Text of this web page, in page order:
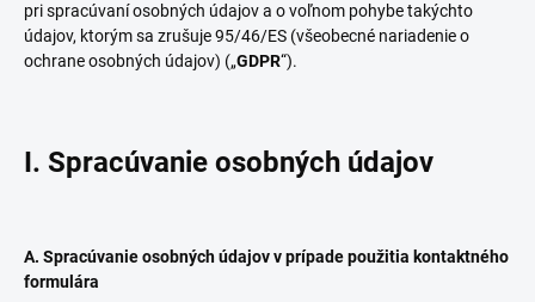
pri spracúvaní osobných údajov a o voľnom pohybe takýchto
údajov, ktorým sa zrušuje 95/46/ES (všeobecné nariadenie o
ochrane osobných údajov) („GDPR“).
I. Spracúvanie osobných údajov
A. Spracúvanie osobných údajov v prípade použitia kontaktného
formulára